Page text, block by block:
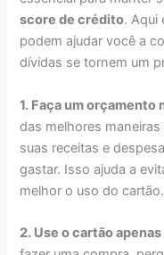
score de crédito. Aqui
podem ajudar você a
dívidas se tornem um
1. Faça um orçamento
das melhores
suas receitas e
gastar. Isso ajuda a
melhor o uso do cartão.
2. Use o cartão